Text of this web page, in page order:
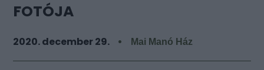
FOTÓJA
2020. december 29. Mai Manó Ház